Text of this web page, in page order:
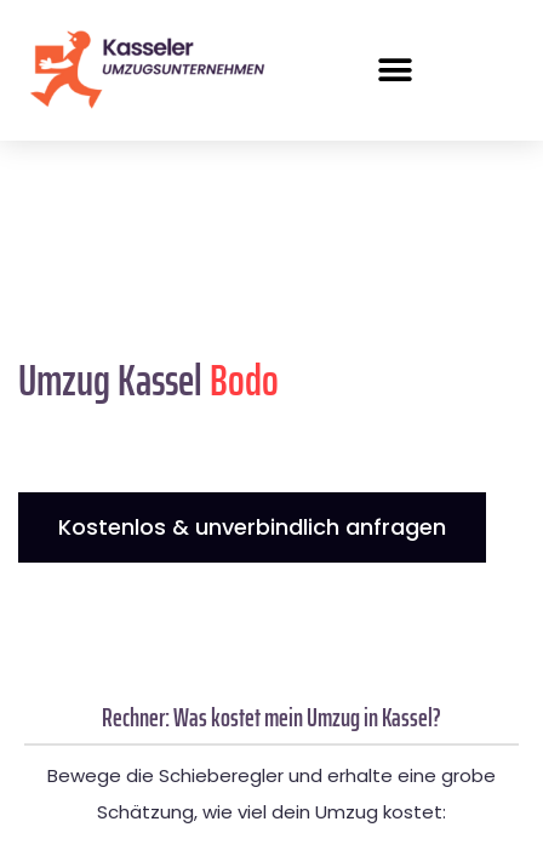
Umzug KasselBodo
Kostenlos & unverbindlich anfragen
Rechner: Was kostet mein Umzug in Kassel?
Bewege die Schieberegler und erhalte eine grobe
Schätzung, wie viel dein Umzug kostet: